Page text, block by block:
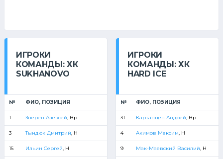
ИГРОКИ
КОМАНДЫ: ХК
SUKHANOVO
№ ФИО, ПОЗИЦИЯ
1 Зверев Алексей, Вр.
3 Тындюк Дмитрий, Н
15 Ильин Сергей, Н
ИГРОКИ
КОМАНДЫ: ХК
HARD ICE
№ ФИО, ПОЗИЦИЯ
31 Картавцев Андрей, Вр.
4 Акимов Максим, Н
9 Мак-Маевский Василий, Н